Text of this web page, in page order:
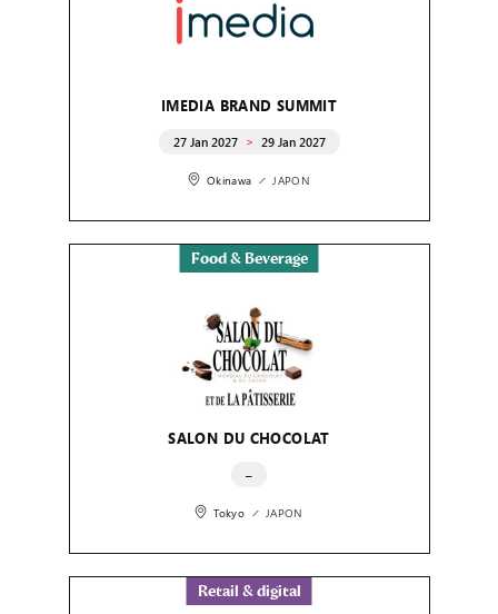
IMEDIA BRAND SUMMIT
27 Jan 2027 29 Jan 2027
Okinawa JAPON
Food & Beverage
SALON DU CHOCOLAT
–
Tokyo JAPON
Retail & digital